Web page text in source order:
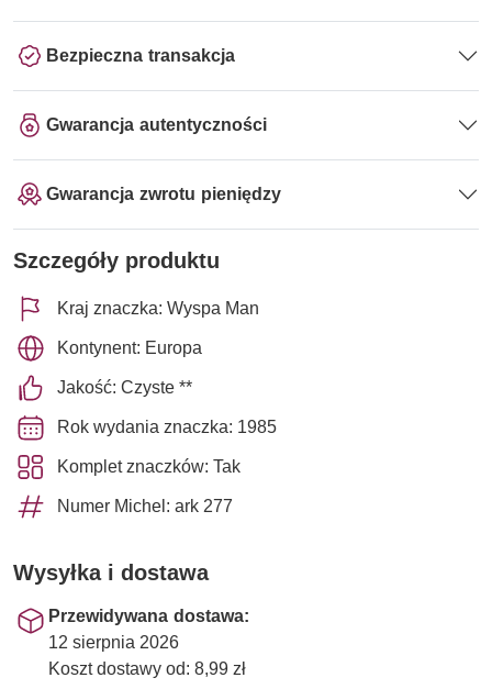
Bezpieczna transakcja
Gwarancja autentyczności
Gwarancja zwrotu pieniędzy
Szczegóły produktu
Kraj znaczka: Wyspa Man
Kontynent: Europa
Jakość: Czyste **
Rok wydania znaczka: 1985
Komplet znaczków: Tak
Numer Michel: ark 277
Wysyłka i dostawa
Przewidywana dostawa:
12 sierpnia 2026
Koszt dostawy od: 8,99 zł